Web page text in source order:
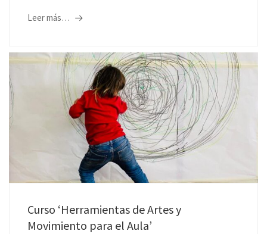
Leer más…
Curso ‘Herramientas de Artes y
Movimiento para el Aula’